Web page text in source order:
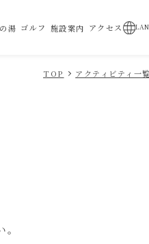
湯 ゴルフ 施設案内 アクセス
TOP アクティビティ一覧